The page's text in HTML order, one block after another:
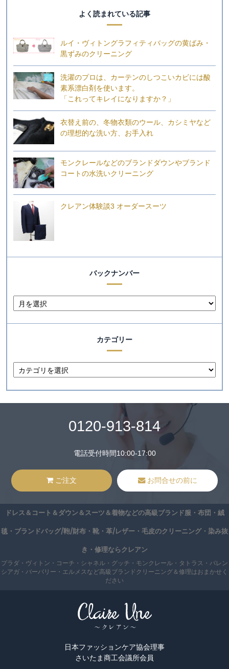
よく読まれている記事
ルイ・ヴィトングラフィティバッグの黄ばみ・
黒ずみのクリーニング
洗濯のプロは、カーテンのしつこいカビには酸
素系漂白剤を使います。
「これってキレイになりますか？」
衣替え前の、冬物衣類のウール、カシミヤなど
の理想的な洗い方、お手入れ
モンクレールなどのブランドダウンやブランド
コートの水洗いクリーニング
クレアン体験談3 オーダースーツ
バックナンバー
カテゴリー
0120-913-814
電話受付時間10:00-17:00
ご注文 お問合せの前に
ドレス＆コート＆ダウン＆スーツ＆着物などの高級ブランド服・布団・絨
毯・ブランドバッグ/鞄/財布・靴・革/レザー・毛皮のクリーニング・染み抜
き・修理ならクレアン
プラダ・ヴィトン・コーチ・シャネル・グッチ・モンクレール・タトラス・バレン
シアガ・バーバリー・エルメスなど高級ブランドクリーニング＆修理はおまかせく
ださい
日本ファッションケア協会理事
さいたま商工会議所会員